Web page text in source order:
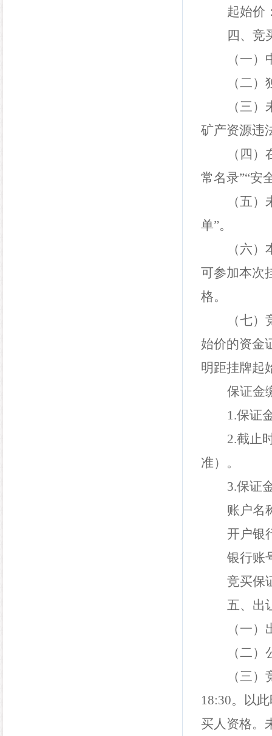
起始价
四、竞
（一）
（二
（三）
矿产资源违
（ 四 ）
常名录”“安
（五）
单”。
（六）
可参加本次
格。
（七）
始价的资金
明距挂牌起
保证金
1.保证
2.截止
准）。
3.保证
账户名
开户银
银行账
竞买保
五、出
（一
（二
（三
18:30。以
买人资格。